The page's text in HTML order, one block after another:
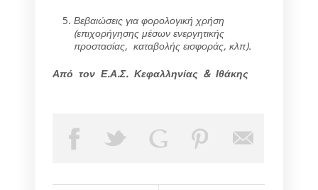
Βεβαιώσεις για φορολογική χρήση
(επιχορήγησης μέσων ενεργητικής
προστασίας, καταβολής εισφοράς, κλπ).
Από τον Ε.Α.Σ. Κεφαλληνίας & Ιθάκης